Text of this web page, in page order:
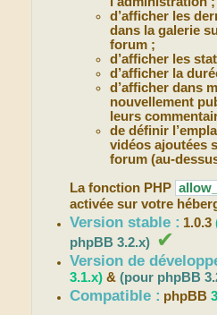
d’afficher les
dans la galerie
forum ;
d’afficher les
d’afficher la
d’afficher dans
nouvellement
leurs
de définir
vidéos ajoutées
forum (au-
La fonction PHP
activée sur votre
Version stable : 1.0.3
phpBB 3.2.x) ✔
Version de
3.1.x) &(pour phpBB
Compatible : phpBB